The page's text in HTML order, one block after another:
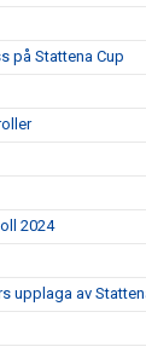
på Stattena Cup
2024
upplaga av